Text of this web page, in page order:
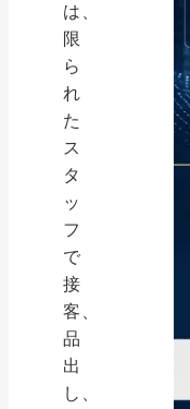
は、
限
ら
れ
た
ス
タ
ッ
フ
で
接
客、
品
出
し、